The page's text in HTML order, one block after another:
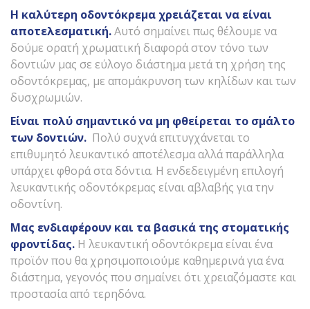
Η καλύτερη οδοντόκρεμα χρειάζεται να είναι
αποτελεσματική.Αυτό σημαίνει πως θέλουμε να
δούμε ορατή χρωματική διαφορά στον τόνο των
δοντιών μας σε εύλογο διάστημα μετά τη χρήση της
οδοντόκρεμας, με απομάκρυνση των κηλίδων και των
δυσχρωμιών.
Είναι πολύ σημαντικό να μη φθείρεται το σμάλτο
των δοντιών. Πολύ συχνά επιτυγχάνεται το
επιθυμητό λευκαντικό αποτέλεσμα αλλά παράλληλα
υπάρχει φθορά στα δόντια. Η ενδεδειγμένη επιλογή
λευκαντικής οδοντόκρεμας είναι αβλαβής για την
οδοντίνη.
Μας ενδιαφέρουν και τα βασικά της στοματικής
φροντίδας. Η λευκαντική οδοντόκρεμα είναι ένα
προϊόν που θα χρησιμοποιούμε καθημερινά για ένα
διάστημα, γεγονός που σημαίνει ότι χρειαζόμαστε και
προστασία από τερηδόνα.